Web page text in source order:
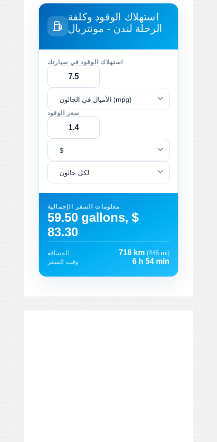
استهلاك الوقود وكلفة
الرحلة لندن - مونتريال
استهلاك الوقود في سيارتك
الأميال في الجالون (mpg)
سعر الوقود
$
لكل جالون
معلومات السفر الإجمالية
59.50 gallons, $
83.30
المسافة 718 km (446 mi)
وقت السفر
6 h 54 min